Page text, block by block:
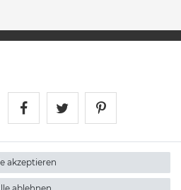
akzeptieren